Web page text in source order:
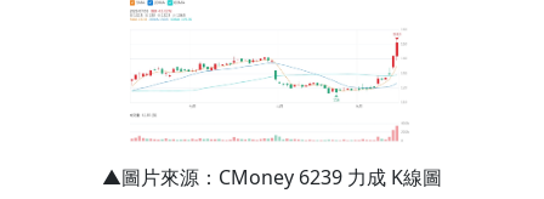
▲圖片來源：CMoney 6239 力成 K線圖